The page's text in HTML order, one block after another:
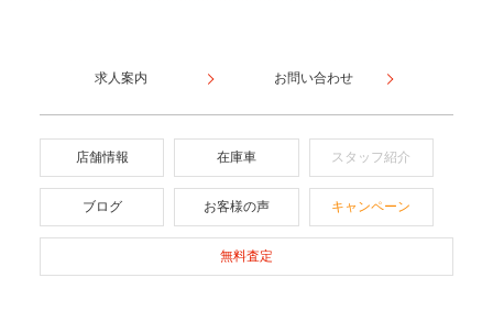
求人案内 お問い合わせ
店舗情報 在庫車 スタッフ紹介
ブログ お客様の声 キャンペーン
無料査定